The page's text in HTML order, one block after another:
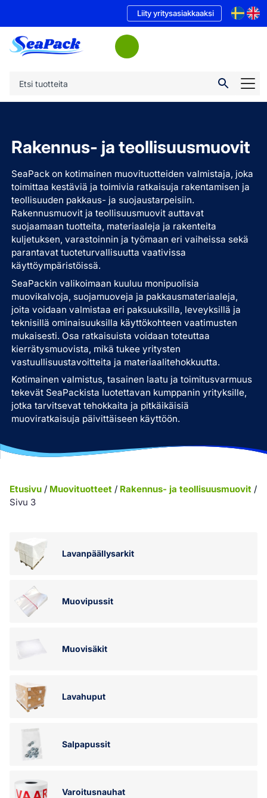
Liity yritysasiakkaaksi
Rakennus- ja teollisuusmuovit
SeaPack on kotimainen muovituotteiden valmistaja, joka
toimittaa kestäviä ja toimivia ratkaisuja rakentamisen ja
teollisuuden pakkaus- ja suojaustarpeisiin.
Rakennusmuovit ja teollisuusmuovit auttavat
suojaamaan tuotteita, materiaaleja ja rakenteita
kuljetuksen, varastoinnin ja työmaan eri vaiheissa sekä
parantavat tuoteturvallisuutta vaativissa
käyttöympäristöissä.
SeaPackin valikoimaan kuuluu monipuolisia
muovikalvoja, suojamuoveja ja pakkausmateriaaleja,
joita voidaan valmistaa eri paksuuksilla, leveyksillä ja
teknisillä ominaisuuksilla käyttökohteen vaatimusten
mukaisesti. Osa ratkaisuista voidaan toteuttaa
kierrätysmuovista, mikä tukee yritysten
vastuullisuustavoitteita ja materiaalitehokkuutta.
Kotimainen valmistus, tasainen laatu ja toimitusvarmuus
tekevät SeaPackista luotettavan kumppanin yrityksille,
jotka tarvitsevat tehokkaita ja pitkäikäisiä
muoviratkaisuja päivittäiseen käyttöön.
Etusivu / Muovituotteet / Rakennus- ja teollisuusmuovit /
Sivu 3
Lavanpäällysarkit
Muovipussit
Muovisäkit
Lavahuput
Salpapussit
Varoitusnauhat